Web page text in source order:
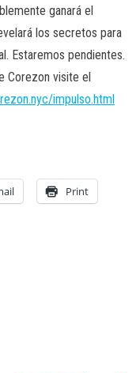
ganará el
los secretos para
Estaremos pendientes.
Corezon visite el
impulso.html
Print